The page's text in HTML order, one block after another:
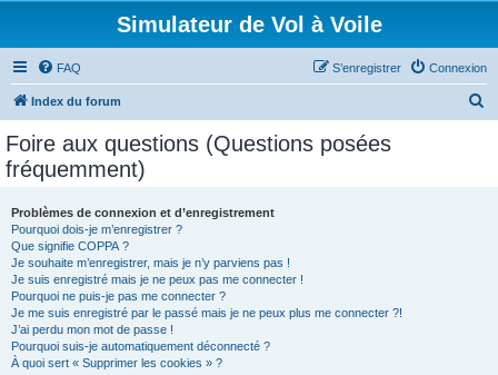
Simulateur de Vol à Voile
FAQ Connexion
S’enregistrer
Index du forum
Foire aux questions (Questions posées
fréquemment)
Problèmes de connexion et d’enregistrement
Pourquoi dois-je m’enregistrer ?
Que signifie COPPA ?
Je souhaite m’enregistrer, mais je n’y parviens pas !
Je suis enregistré mais je ne peux pas me connecter !
Pourquoi ne puis-je pas me connecter ?
Je me suis enregistré par le passé mais je ne peux plus me connecter ?!
J’ai perdu mon mot de passe !
Pourquoi suis-je automatiquement déconnecté ?
À quoi sert « Supprimer les cookies » ?